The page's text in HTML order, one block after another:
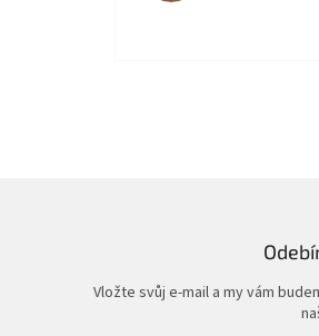
Vložte svůj e-mail a my vám